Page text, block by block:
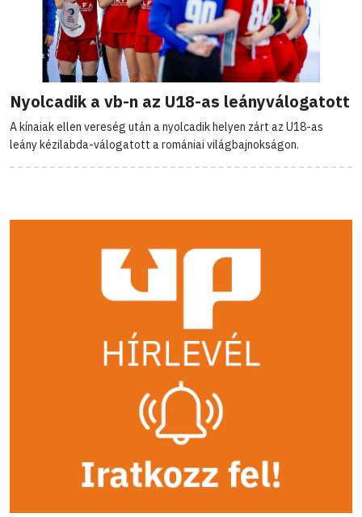
Nyolcadik a vb-n az U18-as leányválogatott
A kínaiak ellen vereség után a nyolcadik helyen zárt az U18-as
leány kézilabda-válogatott a romániai világbajnokságon.